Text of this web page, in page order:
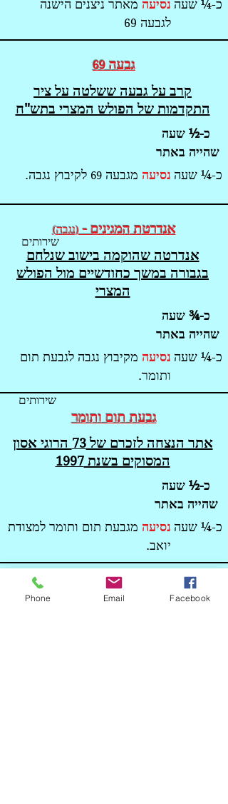
נסיעה מאתר ניצנים הישנה
לגבעה 69
כ-¼ שעה
גבעה 69
קרב על גבעה ששלטה על ציר
התקדמות של הפולש המצרי בתש"ח
כ-½ שעה
שהייה באתר
נסיעה מגבעה 69 לקיבוץ נגבה. כ-¼ שעה
אנדרטת המגינים -(נגבה)
אנדרטה שהוקמה בישוב שנלחם
בגבורה במשך כחודשיים מול הפולש
המצרי
כ-¾ שעה
שהייה באתר
נסיעה מקיבוץ נגבה לגבעת תום
ותומר.
כ-¼ שעה
גבעת תום ותומר
אתר הנצחה לזכרם של73 הרוגי אסון
המסוקים בשנת1997
כ-½ שעה
שהייה באתר
נסיעה מגבעת תום ותומר למצודת
יואב.
כ-¼ שעה
מצודת יוא
שירותים
שירותים
Phone Email Facebook